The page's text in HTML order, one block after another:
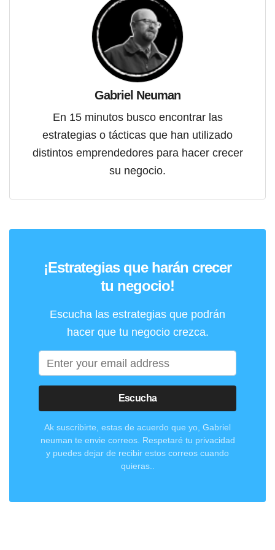
Gabriel Neuman
En 15 minutos busco encontrar las
estrategias o tácticas que han utilizado
distintos emprendedores para hacer crecer
su negocio.
¡Estrategias que harán crecer
tu negocio!
Escucha las estrategias que podrán
hacer que tu negocio crezca.
Escucha
Ak suscribirte, estas de acuerdo que yo, Gabriel
neuman te envie correos. Respetaré tu privacidad
y puedes dejar de recibir estos correos cuando
quieras..